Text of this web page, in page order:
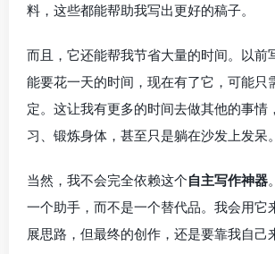
料，这些都能帮助我写出更好的稿子。
而且，它还能帮我节省大量的时间。以前
能要花一天的时间，现在有了它，可能只
定。这让我有更多的时间去做其他的事情
习、锻炼身体，甚至只是躺在沙发上发呆。
当然，我不会完全依赖这个自主写作神器
一个助手，而不是一个替代品。我会用它
展思路，但最终的创作，还是要靠我自己